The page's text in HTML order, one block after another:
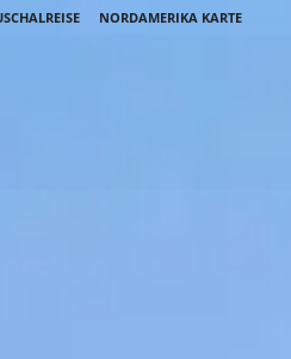
NORDAMERIKA KARTE